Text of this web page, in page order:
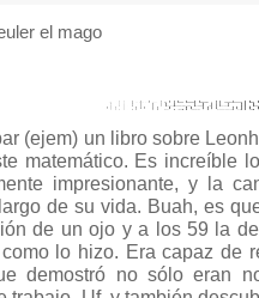
el mago
(ejem) un libro sobre
matemático. Es increíble
impresionante, y la
de su vida. Buah, es
de un ojo y a los 59 la
lo hizo. Era capaz de
demostró no sólo eran